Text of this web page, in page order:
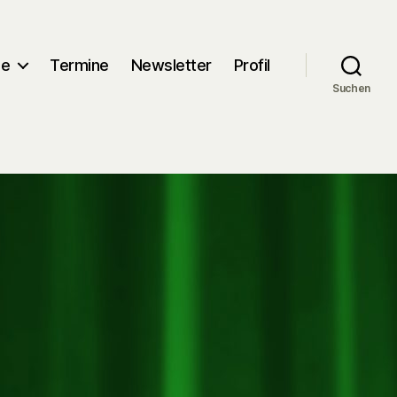
Termine Newsletter Profil
Suchen